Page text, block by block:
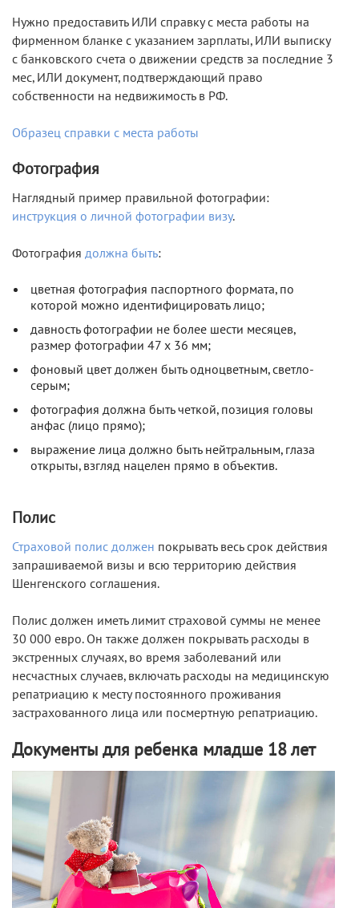
Нужно предоставить ИЛИ справку с места работы на
фирменном бланке с указанием зарплаты, ИЛИ выписку
с банковского счета о движении средств за последние 3
мес, ИЛИ документ, подтверждающий право
собственности на недвижимость в РФ.
Образец справки с места работы
Фотография
Наглядный пример правильной фотографии:
инструкция о личной фотографии визу.
Фотография должна быть:
цветная фотография паспортного формата, по
которой можно идентифицировать лицо;
давность фотографии не более шести месяцев,
размер фотографии 47 х 36 мм;
фоновый цвет должен быть одноцветным, светло-
серым;
фотография должна быть четкой, позиция головы
анфас (лицо прямо);
выражение лица должно быть нейтральным, глаза
открыты, взгляд нацелен прямо в объектив.
Полис
Страховой полис должен покрывать весь срок действия
запрашиваемой визы и всю территорию действия
Шенгенского соглашения.
Полис должен иметь лимит страховой суммы не менее
30 000 евро. Он также должен покрывать расходы в
экстренных случаях, во время заболеваний или
несчастных случаев, включать расходы на медицинскую
репатриацию к месту постоянного проживания
застрахованного лица или посмертную репатриацию.
Документы для ребенка младше 18 лет